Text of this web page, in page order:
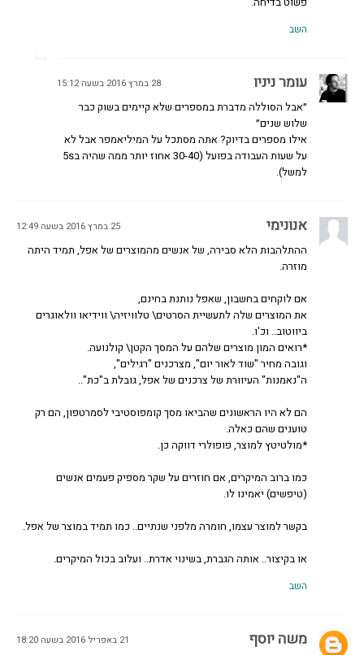
השב
עומר ניניו 28 במרץ 2016 בשעה 15:12
״אבל הסוללה מדברת במספרים שלא קיימים בשוק כבר
שלוש שנים״
אילו מספרים בדיוק? אתה מסתכל על המיליאמפר אבל לא
על שעות העבודה בפועל (30-40 אחוז יותר ממה שהיה ב5s
למשל).
אנונימי 25 במרץ 2016 בשעה 12:49
ההתלהבות הלא סבירה, של אנשים מהמוצרים של אפל, תמיד היתה
מוזרה.
אם לוקחים בחשבון, שאפל נותנת בחינם,
את המוצרים שלה לתעשיית הסרטים\ טלוויזיה\ ווידיאו וולאוגרים
ביווטוב.. וכ'ו.
*רואים המון מוצרים שלהם על המסך הקטן\ קולנועה.
וגובה מחיר "שוד לאור יום", מצרכנים "רגילים",
ה"נאמנות" העיוורת של צרכנים של אפל, גובלת ב"כת"..
הם לא היו הראשונים שהביאו מסך קומפוסטיבי לסמרטפון, הם רק
טוענים שהם כאלה.
*מולטיטץ למוצר, פופולרי דווקה כן.
כמו ברוב המיקרים, אם חוזרים על שקר מספיק פעמים אנשים
(טיפשים) יאמינו לו.
בקשר למוצר עצמו, חומרה מלפני שנתיים.. כמו תמיד במוצר של אפל.
או בקיצור.. אותה הגברת, בשינוי אדרת.. ועלוב בכול המיקרים.
השב
משה יוסף 21 באפריל 2016 בשעה 18:20